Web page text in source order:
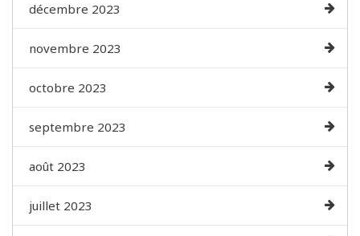
décembre 2023
novembre 2023
octobre 2023
septembre 2023
août 2023
juillet 2023